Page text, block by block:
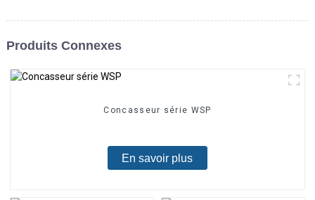
Produits Connexes
Concasseur série WSP
En savoir plus